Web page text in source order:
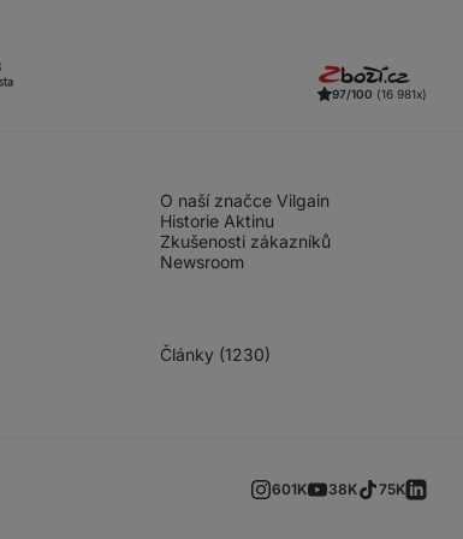
97/100 (16 981x)
O naší značce Vilgain
Historie Aktinu
Zkušenosti zákazníků
Newsroom
Články (1230)
601K 38K 75K